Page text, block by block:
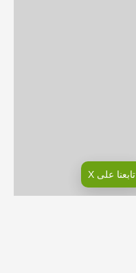
تابعنا على X